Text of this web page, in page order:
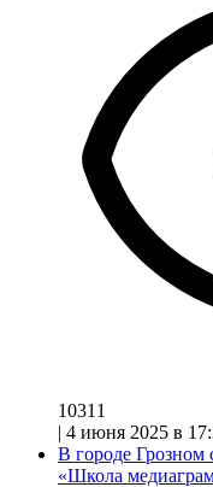
10311
| 4 июня 2025 в
В городе Грозном
«Школа